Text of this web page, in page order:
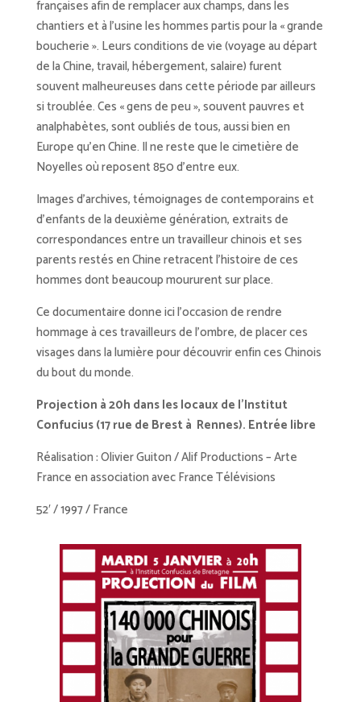
françaises afin de remplacer aux champs, dans les
chantiers et à l’usine les hommes partis pour la « grande
boucherie ». Leurs conditions de vie (voyage au départ
de la Chine, travail, hébergement, salaire) furent
souvent malheureuses dans cette période par ailleurs
si troublée. Ces « gens de peu », souvent pauvres et
analphabètes, sont oubliés de tous, aussi bien en
Europe qu’en Chine. Il ne reste que le cimetière de
Noyelles où reposent 850 d’entre eux.
Images d’archives, témoignages de contemporains et
d’enfants de la deuxième génération, extraits de
correspondances entre un travailleur chinois et ses
parents restés en Chine retracent l’histoire de ces
hommes dont beaucoup moururent sur place.
Ce documentaire donne ici l’occasion de rendre
hommage à ces travailleurs de l’ombre, de placer ces
visages dans la lumière pour découvrir enfin ces Chinois
du bout du monde.
Projection à 20h dans les locaux de l’Institut
Confucius (17 rue de Brest à Rennes). Entrée libre
Réalisation : Olivier Guiton / Alif Productions – Arte
France en association avec France Télévisions
52′ / 1997 / France